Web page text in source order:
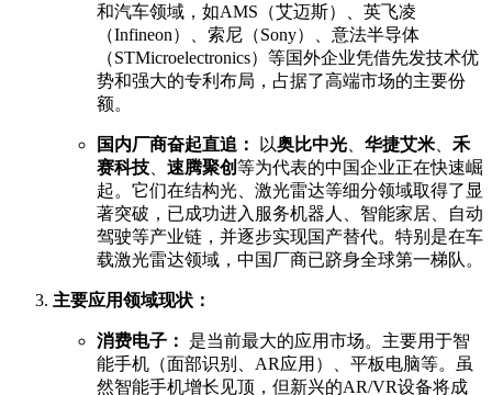
和汽车领域，如AMS（艾迈斯）、英飞凌
（Infineon）、索尼（Sony）、意法半导体
（STMicroelectronics）等国外企业凭借先发技术优
势和强大的专利布局，占据了高端市场的主要份
额。
国内厂商奋起直追： 以奥比中光、 华捷艾米、 禾
赛科技、 速腾聚创等为代表的中国企业正在快速崛
起。它们在结构光、激光雷达等细分领域取得了显
著突破，已成功进入服务机器人、智能家居、自动
驾驶等产业链，并逐步实现国产替代。特别是在车
载激光雷达领域，中国厂商已跻身全球第一梯队。
主要应用领域现状：
消费电子：
是当前最大的应用市场。主要用于智
能手机（面部识别、AR应用）、平板电脑等。虽
然智能手机增长见顶，但新兴的AR/VR设备将成